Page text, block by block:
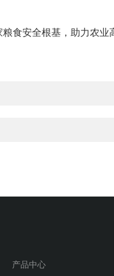
食安全根基，助力农业
产品中心